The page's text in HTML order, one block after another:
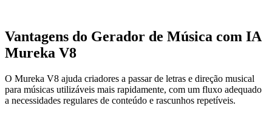
Vantagens do Gerador de Música com IA
Mureka V8
O Mureka V8 ajuda criadores a passar de letras e direção musical
para músicas utilizáveis mais rapidamente, com um fluxo adequado
a necessidades regulares de conteúdo e rascunhos repetíveis.